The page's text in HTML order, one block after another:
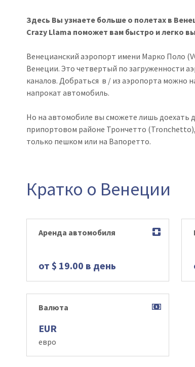
Здесь Вы узнаете больше о полетах в
Crazy Llama поможет вам быстро и легко
Венецианский аэропорт имени Марко Поло
Венеции. Это четвертый по загруженности
каналов. Добраться в / из аэропорта можно
напрокат автомобиль.
Но на автомобиле вы сможете лишь доехать
припортовом районе Трончетто
только пешком или на Вапоретто.
Кратко о Венеции
Аренда автомобиля
от $ 19.00 в день
Валюта
EUR
евро